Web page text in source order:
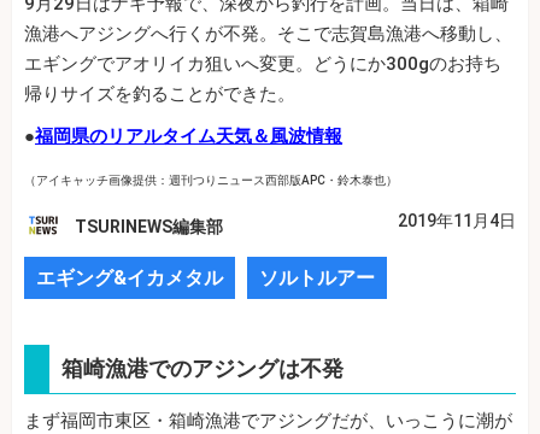
漁港へアジングへ行くが不発。そこで志賀島漁港へ移動し、
エギングでアオリイカ狙いへ変更。どうにか300gのお持ち
帰りサイズを釣ることができた。
●福岡県のリアルタイム天気＆風波情報
（アイキャッチ画像提供：週刊つりニュース西部版APC・鈴木泰也）
TSURINEWS編集部 2019年11月4日
エギング&イカメタル ソルトルアー
箱崎漁港でのアジングは不発
まず福岡市東区・箱崎漁港でアジングだが、いっこうに潮が